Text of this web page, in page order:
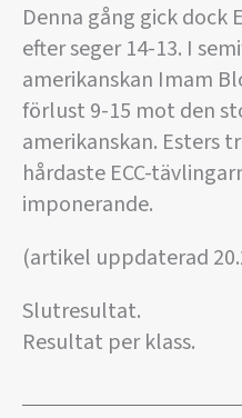
Denna gång gick dock
efter seger 14-13. I
amerikanskan Imam
förlust 9-15 mot den
amerikanskan. Esters
hårdaste ECC-
imponerande.
(artikel uppdaterad
Slutresultat.
Resultat per klass.